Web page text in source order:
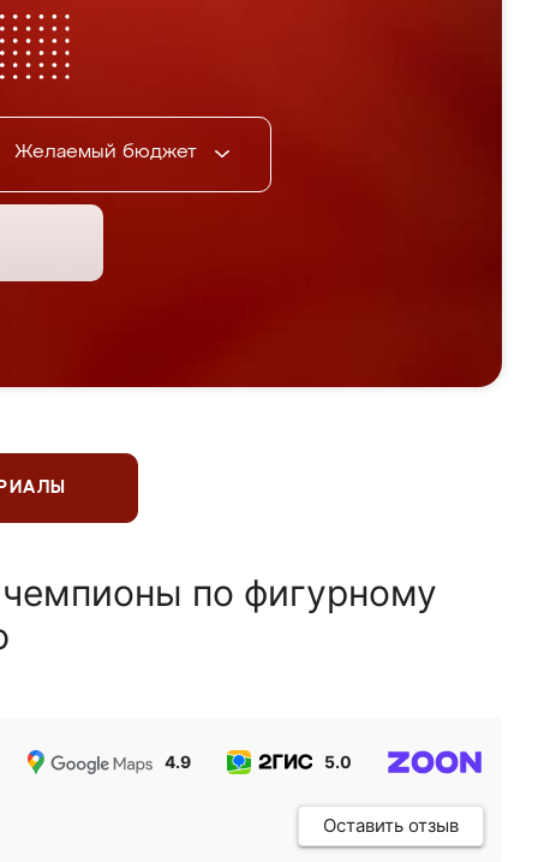
Желаемый бюджет
по фигурному
4.9 5.0
Оставить отзыв